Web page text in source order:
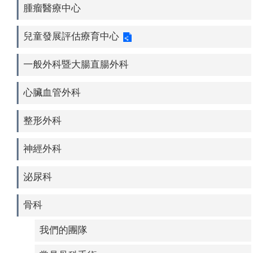
腫瘤醫療中心
兒童發展評估療育中心
一般外科暨大腸直腸外科
心臟血管外科
整形外科
神經外科
泌尿科
骨科
我們的團隊